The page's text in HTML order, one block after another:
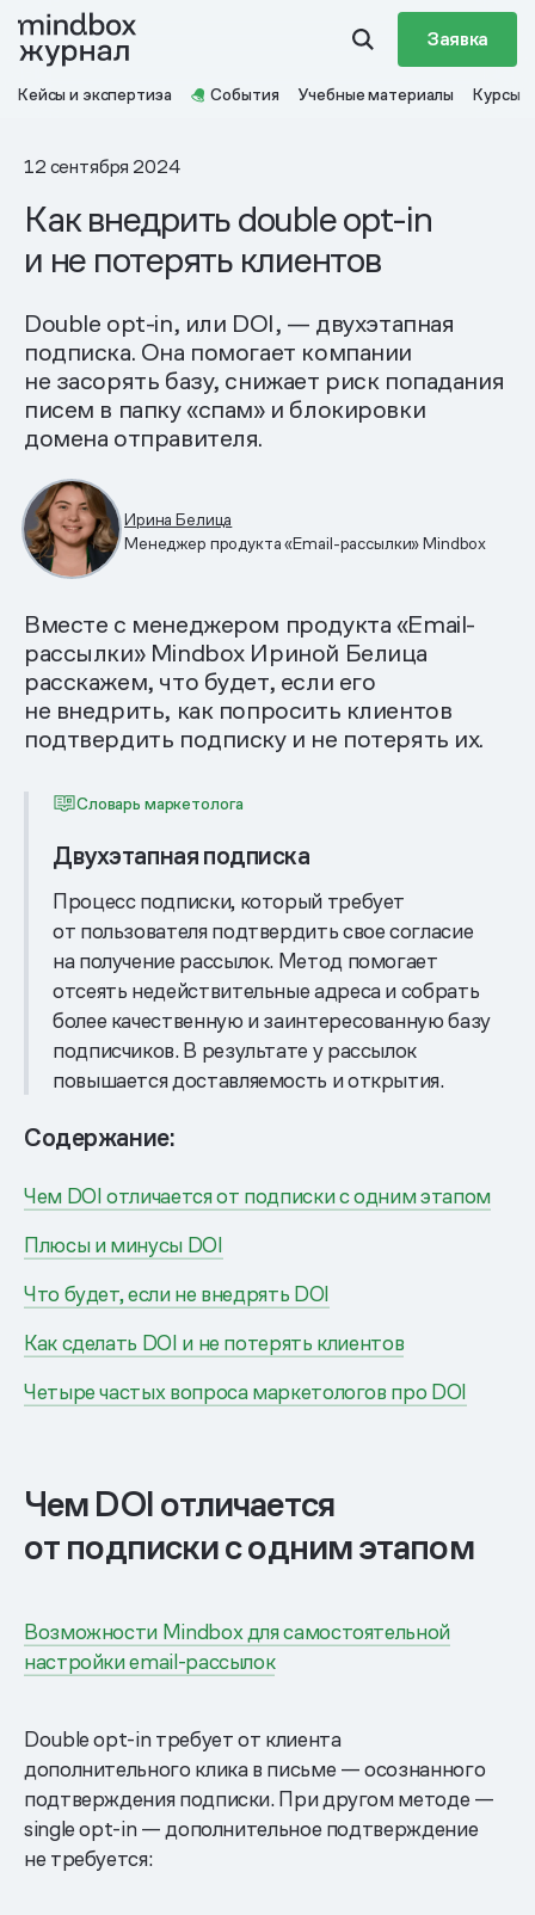
Заявка
Кейсы и экспертиза События Учебные материалы Курсы
12 сентября 2024
Как внедрить double opt-in
и не потерять клиентов
Double opt-in, или DOI, — двухэтапная
подписка. Она помогает компании
не засорять базу, снижает риск попадания
писем в папку «спам» и блокировки
домена отправителя.
Ирина Белица
Менеджер продукта «Email-рассылки» Mindbox
Вместе с менеджером продукта «Email-
рассылки» Mindbox Ириной Белица
расскажем, что будет, если его
не внедрить, как попросить клиентов
подтвердить подписку и не потерять их.
Словарь маркетолога
Двухэтапная подписка
Процесс подписки, который требует
от пользователя подтвердить свое согласие
на получение рассылок. Метод помогает
отсеять недействительные адреса и собрать
более качественную и заинтересованную базу
подписчиков. В результате у рассылок
повышается доставляемость и открытия.
Содержание:
Чем DOI отличается от подписки с одним этапом
Плюсы и минусы DOI
Что будет, если не внедрять DOI
Как сделать DOI и не потерять клиентов
Четыре частых вопроса маркетологов про DOI
Чем DOI отличается
от подписки с одним этапом
Возможности Mindbox для самостоятельной
настройки email-рассылок
Double opt-in требует от клиента
дополнительного клика в письме — осознанного
подтверждения подписки. При другом методе —
single opt-in — дополнительное подтверждение
не требуется: